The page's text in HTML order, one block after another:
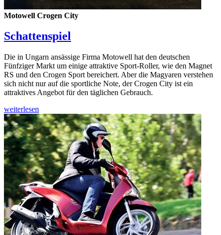
Motowell Crogen City
Schattenspiel
Die in Ungarn ansässige Firma Motowell hat den deutschen
Fünfziger Markt um einige attraktive Sport-Roller, wie den Magnet
RS und den Crogen Sport bereichert. Aber die Magyaren verstehen
sich nicht nur auf die sportliche Note, der Crogen City ist ein
attraktives Angebot für den täglichen Gebrauch.
weiterlesen